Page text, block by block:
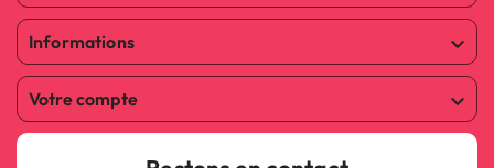
Informations 
Votre compte 